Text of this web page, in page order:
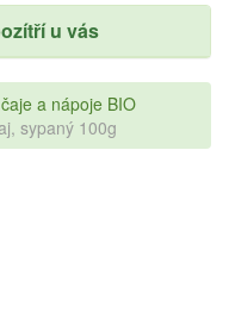
u vás
a nápoje BIO
sypaný 100g